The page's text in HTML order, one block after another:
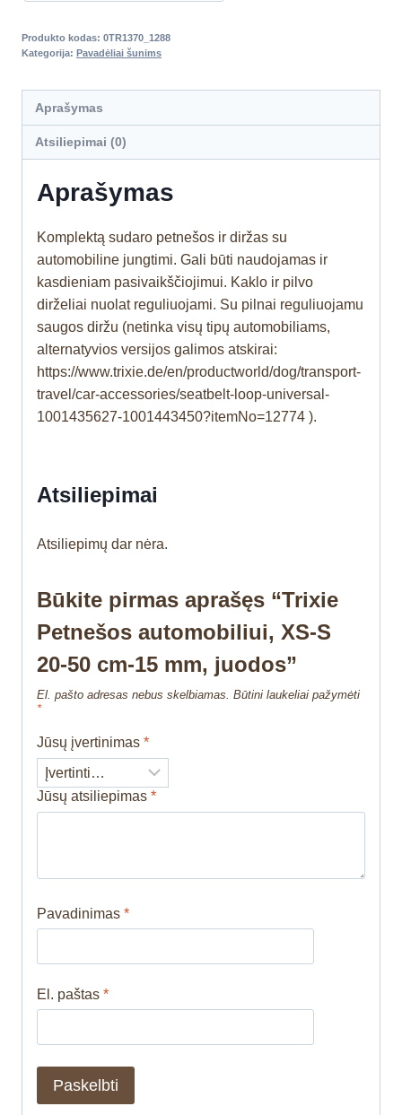
Produkto kodas: 0TR1370_1288
Kategorija: Pavadėliai šunims
Aprašymas
Atsiliepimai (0)
Aprašymas
Komplektą sudaro petnešos ir diržas su
automobiline jungtimi. Gali būti naudojamas ir
kasdieniam pasivaikščiojimui. Kaklo ir pilvo
dirželiai nuolat reguliuojami. Su pilnai reguliuojamu
saugos diržu (netinka visų tipų automobiliams,
alternatyvios versijos galimos atskirai:
https://www.trixie.de/en/productworld/dog/transport-
travel/car-accessories/seatbelt-loop-universal-
1001435627-1001443450?itemNo=12774 ).
Atsiliepimai
Atsiliepimų dar nėra.
Būkite pirmas aprašęs “Trixie
Petnešos automobiliui, XS-S
20-50 cm-15 mm, juodos”
El. pašto adresas nebus skelbiamas. Būtini laukeliai pažymėti
*
Jūsų įvertinimas *
Jūsų atsiliepimas *
Pavadinimas *
El. paštas *